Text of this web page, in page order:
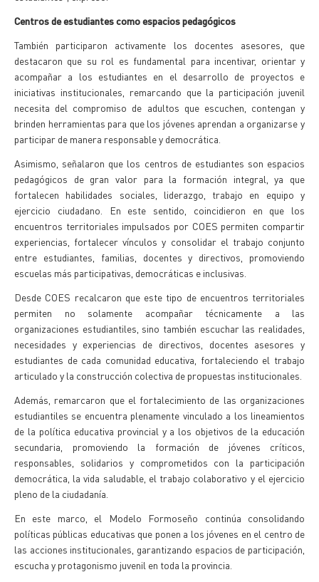
Centros de estudiantes como espacios pedagógicos
También participaron activamente los docentes asesores, que
destacaron que su rol es fundamental para incentivar, orientar y
acompañar a los estudiantes en el desarrollo de proyectos e
iniciativas institucionales, remarcando que la participación juvenil
necesita del compromiso de adultos que escuchen, contengan y
brinden herramientas para que los jóvenes aprendan a organizarse y
participar de manera responsable y democrática.
Asimismo, señalaron que los centros de estudiantes son espacios
pedagógicos de gran valor para la formación integral, ya que
fortalecen habilidades sociales, liderazgo, trabajo en equipo y
ejercicio ciudadano. En este sentido, coincidieron en que los
encuentros territoriales impulsados por COES permiten compartir
experiencias, fortalecer vínculos y consolidar el trabajo conjunto
entre estudiantes, familias, docentes y directivos, promoviendo
escuelas más participativas, democráticas e inclusivas.
Desde COES recalcaron que este tipo de encuentros territoriales
permiten no solamente acompañar técnicamente a las
organizaciones estudiantiles, sino también escuchar las realidades,
necesidades y experiencias de directivos, docentes asesores y
estudiantes de cada comunidad educativa, fortaleciendo el trabajo
articulado y la construcción colectiva de propuestas institucionales.
Además, remarcaron que el fortalecimiento de las organizaciones
estudiantiles se encuentra plenamente vinculado a los lineamientos
de la política educativa provincial y a los objetivos de la educación
secundaria, promoviendo la formación de jóvenes críticos,
responsables, solidarios y comprometidos con la participación
democrática, la vida saludable, el trabajo colaborativo y el ejercicio
pleno de la ciudadanía.
En este marco, el Modelo Formoseño continúa consolidando
políticas públicas educativas que ponen a los jóvenes en el centro de
las acciones institucionales, garantizando espacios de participación,
escucha y protagonismo juvenil en toda la provincia.